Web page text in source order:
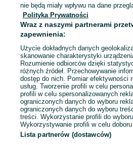
Mapa kategorii
Mapa miejscowości
Mapa ministron
Popularne wyszukiwania
nie będą miały wpływu na dane
Polityka Prywatności
Wraz z naszymi partnerami
zapewnienia:
Użycie dokładnych danych
skanowanie charakterystyki
Rozumienie odbiorców dzięki
różnych źródeł. Przechowywanie
dostęp do nich. Pomiar efektywności
usług. Tworzenie profili w celu
profili w celu spersonalizowanych
ograniczonych danych do wyboru
ograniczonych danych do wyboru
treści. Wykorzystanie profili do
Wykorzystywanie profili w celu
Lista partnerów (dostawców)